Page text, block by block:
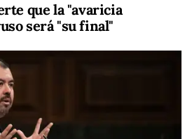
que la "avaricia
será "su final"